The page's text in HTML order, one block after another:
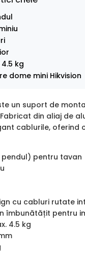
kg
dome mini Hikvision
un suport de
Fabricat din aliaj de
cablurile,
pendul) pentru tavan
cu cabluri rutate
îmbunătățit pentru
4.5 kg